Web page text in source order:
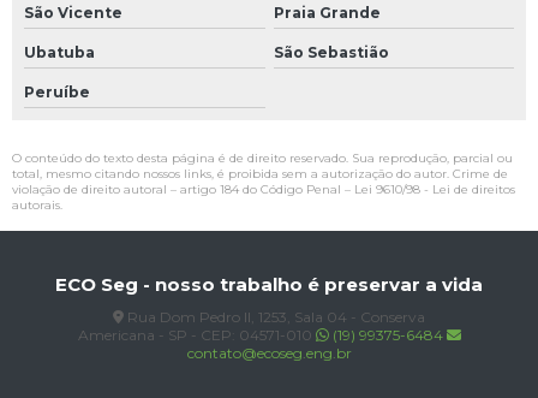
São Vicente Praia Grande
Ubatuba São Sebastião
Peruíbe
O conteúdo do texto desta página é de direito reservado. Sua reprodução, parcial ou
total, mesmo citando nossos links, é proibida sem a autorização do autor. Crime de
violação de direito autoral – artigo 184 do Código Penal – Lei 9610/98 - Lei de direitos
autorais.
ECO Seg - nosso trabalho é preservar a vida
Rua Dom Pedro II, 1253, Sala 04 - Conserva
Americana - SP - CEP: 04571-010
(19) 99375-6484
contato@ecoseg.eng.br